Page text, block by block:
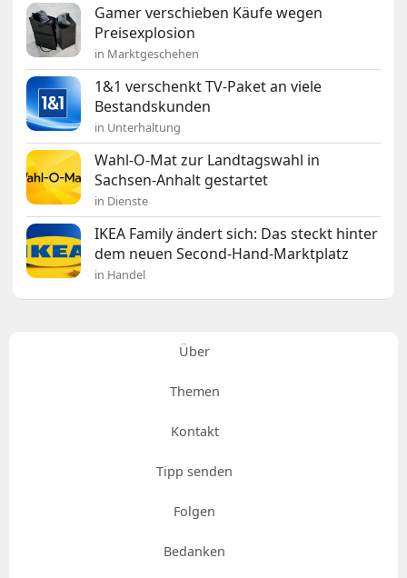
Gamer verschieben Käufe wegen
Preisexplosion
in Marktgeschehen
1&1 verschenkt TV-Paket an viele
Bestandskunden
in Unterhaltung
Wahl-O-Mat zur Landtagswahl in
Sachsen-Anhalt gestartet
in Dienste
IKEA Family ändert sich: Das steckt hinter
dem neuen Second-Hand-Marktplatz
in Handel
Über
Themen
Kontakt
Tipp senden
Folgen
Bedanken